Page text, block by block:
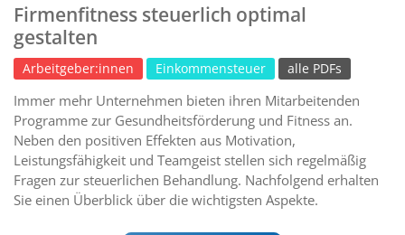
Firmenfitness steuerlich optimal
gestalten
Arbeitgeber:innen Einkommensteuer alle PDFs
Immer mehr Unternehmen bieten ihren Mitarbeitenden
Programme zur Gesundheitsförderung und Fitness an.
Neben den positiven Effekten aus Motivation,
Leistungsfähigkeit und Teamgeist stellen sich regelmäßig
Fragen zur steuerlichen Behandlung. Nachfolgend erhalten
Sie einen Überblick über die wichtigsten Aspekte.